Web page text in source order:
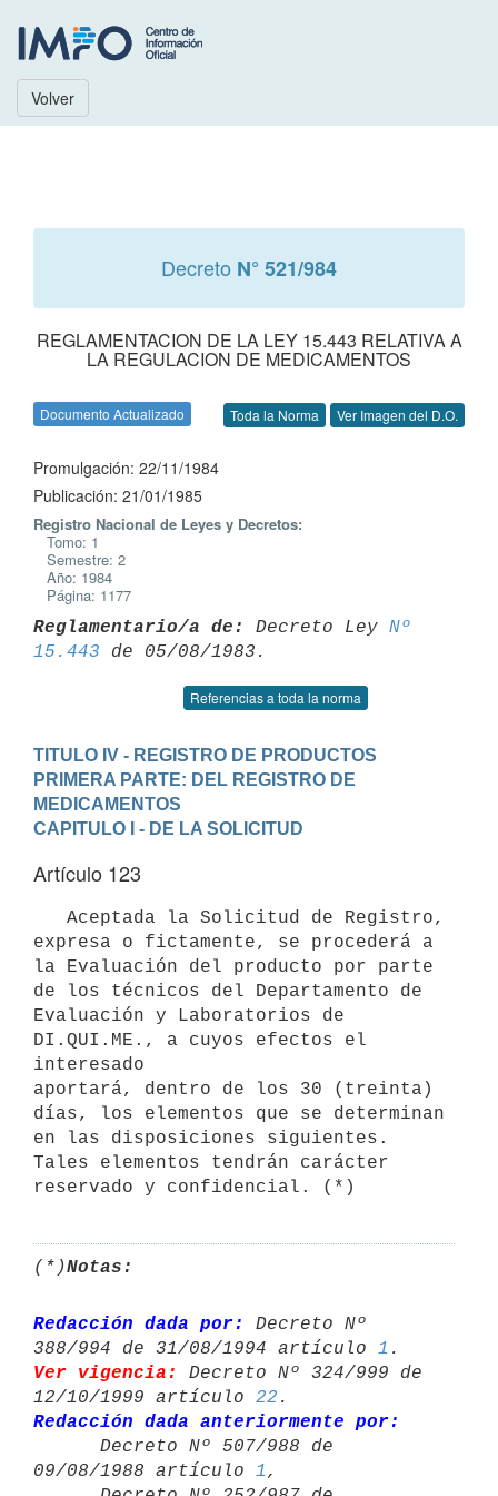
Volver
Decreto N° 521/984
REGLAMENTACION DE LA LEY 15.443 RELATIVA A
LA REGULACION DE MEDICAMENTOS
Documento Actualizado Toda la Norma Ver Imagen del D.O.
Promulgación: 22/11/1984
Publicación: 21/01/1985
Registro Nacional de Leyes y Decretos:
Tomo: 1
Semestre: 2
Año: 1984
Página: 1177
Reglamentario/a de: Decreto Ley Nº
15.443
Referencias a toda la norma
TITULO IV - REGISTRO DE PRODUCTOS
PRIMERA PARTE: DEL REGISTRO DE
MEDICAMENTOS
CAPITULO I - DE LA SOLICITUD
Artículo 123
expresa o fictamente, se procederá a
la Evaluación del producto por parte
de los técnicos del Departamento de
Evaluación y Laboratorios de
DI.QUI.ME., a cuyos efectos el
interesado
aportará, dentro de los 30 (treinta)
días, los elementos que se determinan
en las disposiciones siguientes.
Tales elementos tendrán carácter
(*)Notas:
Redacción dada por:
Decreto Nº
388/994 de 31/08/1994 artículo 1
Ver vigencia:
Decreto Nº 324/999 de
12/10/1999 artículo 22
Redacción dada anteriormente por:
09/08/1988 artículo 1 ,